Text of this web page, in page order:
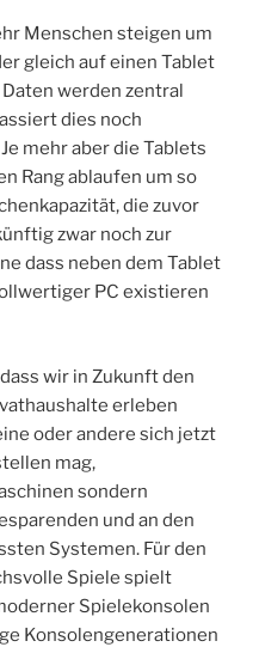
Menschen steigen um
gleich auf einen Tablet
werden zentral
dies noch
mehr aber die Tablets
Rang ablaufen um so
die zuvor
zwar noch zur
dass neben dem Tablet
PC existieren
wir in Zukunft den
erleben
oder andere sich jetzt
mag,
sondern
und an den
Systemen. Für den
Spiele spielt
Spielekonsolen
Konsolengenerationen